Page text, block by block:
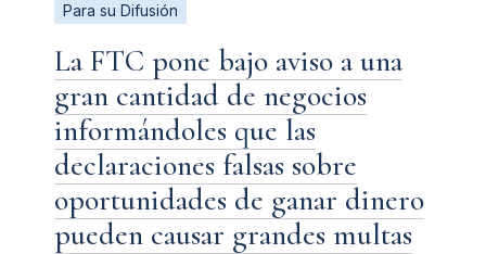
Para su Difusión
La FTC pone bajo aviso a una
gran cantidad de negocios
informándoles que las
declaraciones falsas sobre
oportunidades de ganar dinero
pueden causar grandes multas